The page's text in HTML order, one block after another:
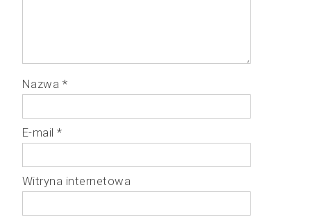
Nazwa *
E-mail*
Witryna internetowa